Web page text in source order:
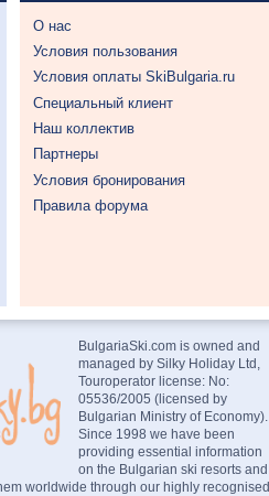
О нас
Условия пользования
Условия оплаты SkiBulgaria.ru
Специальный клиент
Наш коллектив
Партнеры
Условия бронирования
Правила форума
BulgariaSki.com is owned and
managed by Silky Holiday Ltd,
Touroperator license: No:
05536/2005 (licensed by
Bulgarian Ministry of Economy).
Since 1998 we have been
providing essential information
on the Bulgarian ski resorts and
worldwide through our highly recognised